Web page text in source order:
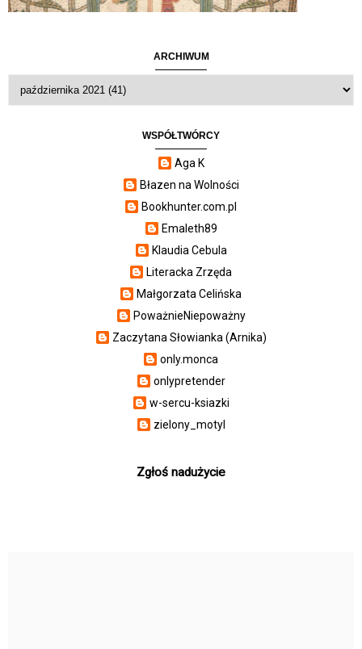
ARCHIWUM
WSPÓŁTWÓRCY
Aga K
Błazen na Wolności
Bookhunter.com.pl
Emaleth89
Klaudia Cebula
Literacka Zrzęda
Małgorzata Celińska
PoważnieNiepoważny
Zaczytana Słowianka (Arnika)
only.monca
onlypretender
w-sercu-ksiazki
zielony_motyl
Zgłoś nadużycie